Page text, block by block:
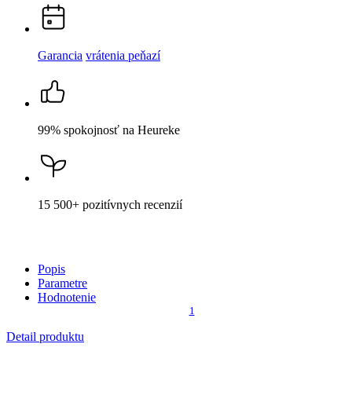
Garancia vrátenia peňazí
99% spokojnosť na Heureke
15 500+ pozitívnych recenzií
Popis
Parametre
Hodnotenie
1
Detail produktu